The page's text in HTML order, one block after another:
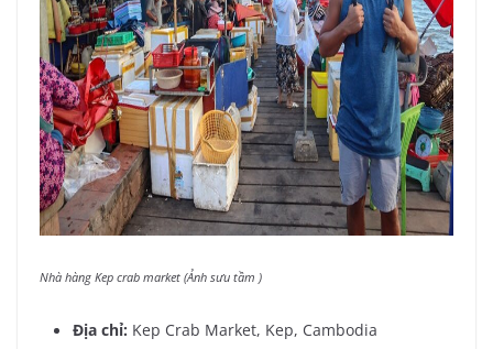
Nhà hàng Kep crab market (Ảnh sưu tầm )
Địa chỉ: Kep Crab Market, Kep, Cambodia